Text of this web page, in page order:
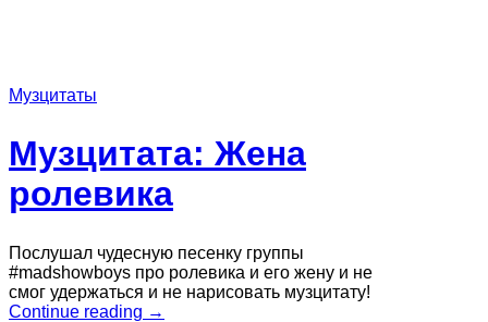
Музцитаты
Музцитата: Жена
ролевика
Послушал чудесную песенку группы
#madshowboys про ролевика и его жену и не
смог удержаться и не нарисовать музцитату!
Continue reading “Музцитата:
→